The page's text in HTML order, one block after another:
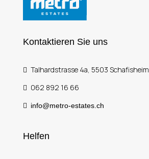
Kontaktieren Sie uns
Talhardstrasse 4a, 5503 Schafisheim
062 892 16 66
info@metro-estates.ch
Helfen